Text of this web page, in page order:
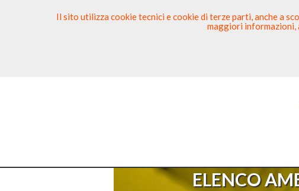
ELENCO
Il sito utilizza cookie tecnici e cookie di terze parti, anche a
maggiori informazioni,